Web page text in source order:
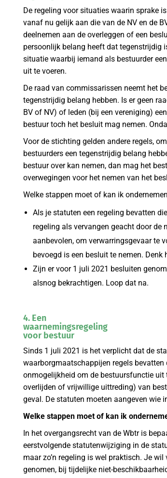
De regeling voor situaties waarin sprake
vanaf nu gelijk aan die van de NV en de
deelnemen aan de overleggen of een
persoonlijk belang heeft dat tegenstrijdig
situatie waarbij iemand als bestuurder
uit te voeren.
De raad van commissarissen neemt het
tegenstrijdig belang hebben. Is er geen
BV of NV) of leden (bij een vereniging)
bestuur toch het besluit mag nemen.
Voor de stichting gelden andere regels,
bestuurders een tegenstrijdig belang
bestuur over kan nemen, dan mag het
overwegingen voor het nemen van het
Welke stappen moet of kan ik
Als je statuten een regeling bevatten
regeling als vervangen geacht door
aanbevolen, om verwarringsgevaar te
bevoegd is een besluit te nemen.
Zijn er voor 1 juli 2021 besluiten
alsnog bekrachtigen. Loop dat na.
4. Een
waarnemingsregeling
voor bestuur
Sinds 1 juli 2021 is het verplicht dat de
waarborgmaatschappijen regels
onmogelijkheid om de bestuursfunctie
overlijden of vrijwillige uittreding) van
geval. De statuten moeten aangeven wie
Welke stappen moet of kan ik
In het overgangsrecht van de Wbtr is
eerstvolgende statutenwijziging in de
maar zo’n regeling is wel praktisch. Je
genomen, bij tijdelijke niet-